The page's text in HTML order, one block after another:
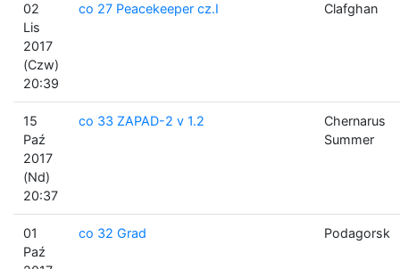
02
Lis
2017
(Czw)
20:39
co 27 Peacekeeper cz.I Clafghan
15
Paź
2017
(Nd)
20:37
co 33 ZAPAD-2 v 1.2
Chernarus
Summer
01
Paź
co 32 Grad Podagorsk